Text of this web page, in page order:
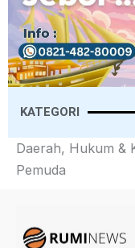
KATEGORI
Daerah, Hukum &
Pemuda